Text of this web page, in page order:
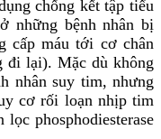
chống kết tập tiểu
những bệnh nhân bị
cấp máu tới cơ chân
đi lại). Mặc dù không
nhân suy tim, nhưng
cơ rối loạn nhịp tim
phosphodiesterase